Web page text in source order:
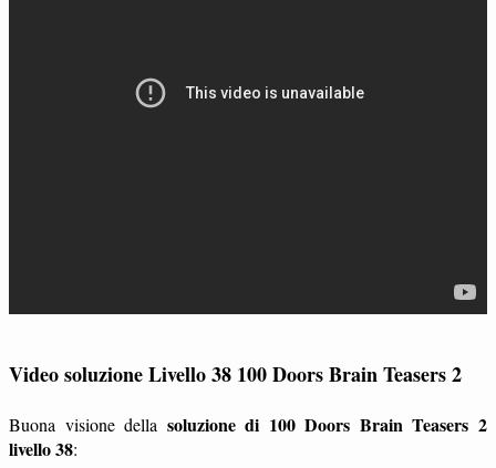
Video soluzione Livello 38 100 Doors Brain Teasers 2
Buona visione della soluzione di 100 Doors Brain Teasers 2
livello 38: